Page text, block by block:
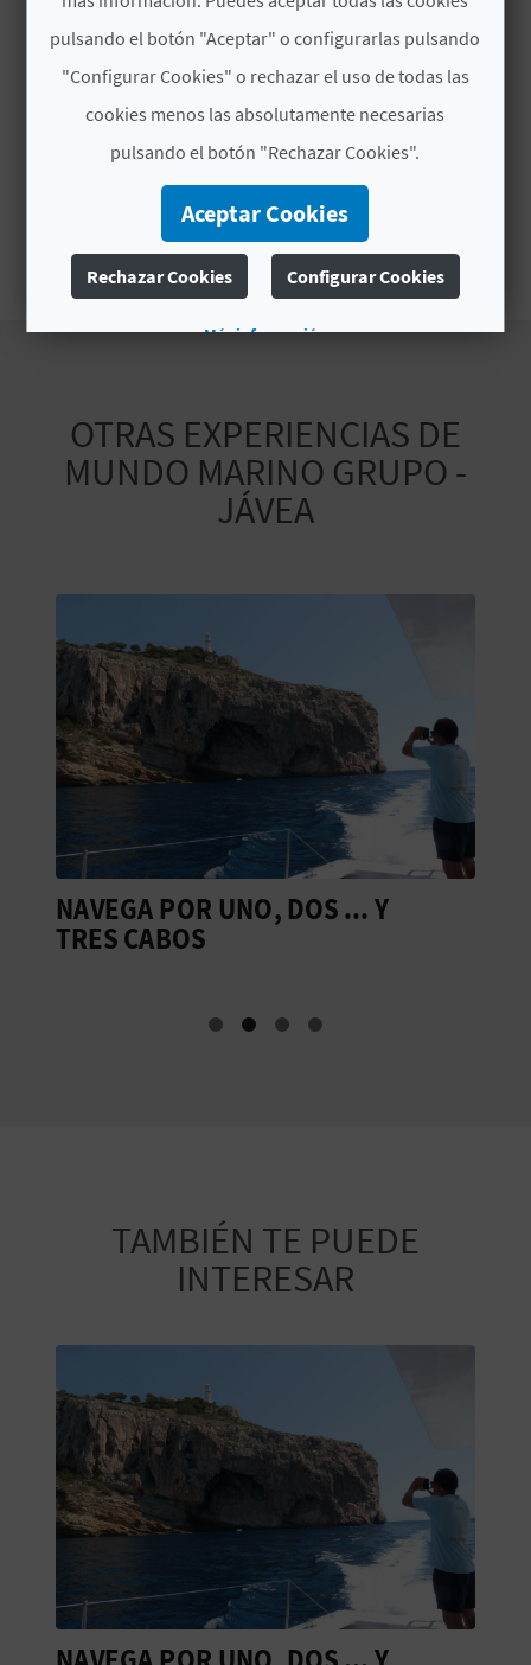
Horario
Abril: 19:30
Septiembre 19:00
Varía según temporada. Consultar
OTRAS EXPERIENCIAS DE
MUNDO MARINO GRUPO -
JÁVEA
NAVEGA POR UNO, DOS ... Y
TRES CABOS
TAMBIÉN TE PUEDE
INTERESAR
pulsando el botón "Aceptar" o configurarlas pulsando
"Configurar Cookies" o rechazar el uso de todas las
cookies menos las absolutamente necesarias
pulsando el botón "Rechazar Cookies".
Aceptar Cookies
Rechazar Cookies Configurar Cookies
Más información